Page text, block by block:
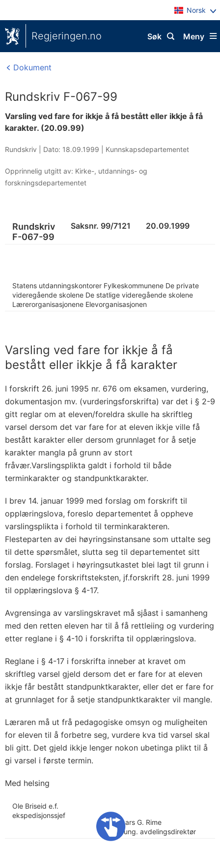
Norsk
Regjeringen.no Meny
Søk
Dokument
Rundskriv F-067-99
Varsling ved fare for ikkje å få bestått eller ikkje å få
karakter. (20.09.99)
Rundskriv | Dato: 18.09.1999 Kunnskapsdepartementet
Opprinnelig utgitt av: Kirke-, utdannings- og
forskningsdepartementet
Rundskriv
F-067-99
Saksnr. 99/7121 20.09.1999
Statens utdanningskontorer Fylkeskommunene De private
videregående skolene De statlige videregående skolene
Lærerorganisasjonene Elevorganisasjonen
Varsling ved fare for ikkje å få
bestått eller ikkje å få karakter
I forskrift 26. juni 1995 nr. 676 om eksamen, vurdering,
dokumentasjon mv. (vurderingsforskrifta) var det i § 2-9
gitt reglar om at eleven/foreldra skulle ha skriftleg
varsel dersom det var fare for at eleven ikkje ville få
bestått karakter eller dersom grunnlaget for å setje
karakter mangla på grunn av stort
fråvær.Varslingsplikta galdt i forhold til både
terminkarakter og standpunktkarakter.
I brev 14. januar 1999 med forslag om forskrift til
opplæringslova, foreslo departementet å oppheve
varslingsplikta i forhold til terminkarakteren.
Flesteparten av dei høyringsinstansane som uttalte seg
til dette spørsmålet, slutta seg til departementet sitt
forslag. Forslaget i høyringsutkastet blei lagt til grunn i
den endelege forskriftsteksten, jf.forskrift 28. juni 1999
til opplæringslova § 4-17.
Avgrensinga av varslingskravet må sjåast i samanheng
med den retten eleven har til å få rettleiing og vurdering
etter reglane i § 4-10 i forskrifta til opplæringslova.
Reglane i § 4-17 i forskrifta inneber at kravet om
skriftleg varsel gjeld dersom det er fare for at eleven
ikkje får bestått standpunktkarakter, eller det er fare for
at grunnlaget for å setje standpunktkarakter vil mangle.
Læraren må ut frå pedagogiske omsyn og muligheiten
for eleven til å forbetre seg, vurdere kva tid varsel skal
bli gitt. Det gjeld ikkje lenger nokon ubetinga plikt til å
gi varsel i første termin.
Med helsing
Ole Briseid e.f.
ekspedisjonssjef
Lars G. Rime
fung. avdelingsdirektør